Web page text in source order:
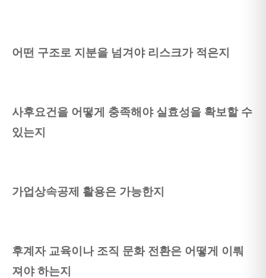
어떤 구조로 지분을 넘겨야 리스크가 적은지
사후요건을 어떻게 충족해야 실효성을 확보할 수
있는지
가업상속공제 활용은 가능한지
후계자 교육이나 조직 문화 전환은 어떻게 이뤄
져야 하는지